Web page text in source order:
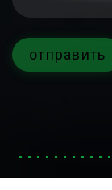
отправить